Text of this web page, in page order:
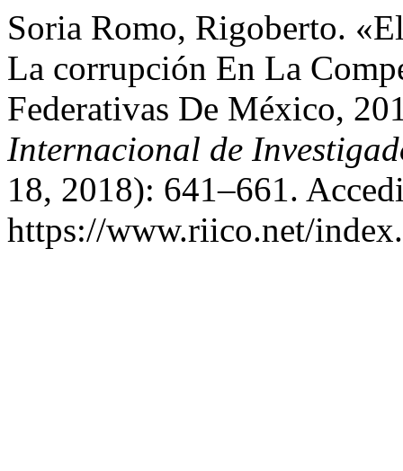
Soria Romo, Rigoberto.
La corrupción En La
Federativas De México,
Internacional de
18, 2018): 641–661.
https://www.riico.net/